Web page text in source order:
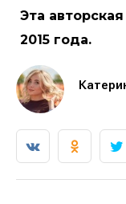
Эта
2015 года.